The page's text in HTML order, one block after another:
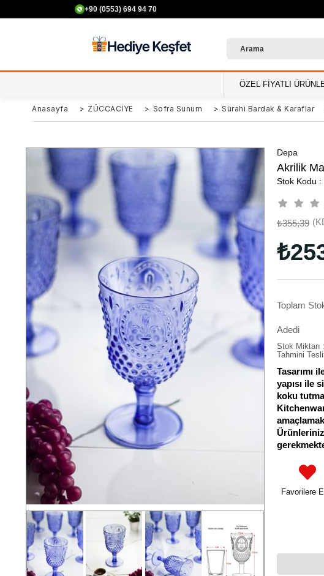
+90 (0553) 694 94 70
ÖZEL FİYATLI
Anasayfa > ZÜCCACİYE > Sofra Sunum > Sürahi Bardak & Karaflar
Depa
Akrilik
₺355,39
Toplam
Adedi
Stok Miktarı :
Tahmini
Tasarımı
yapısı ile
koku
Favorilere